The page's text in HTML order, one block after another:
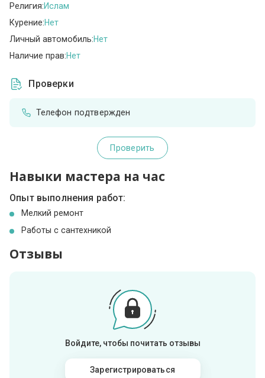
Религия:Ислам
Курение:Нет
Личный автомобиль:Нет
Наличие прав:Нет
Проверки
Телефон подтвержден
Проверить
Навыки мастера на час
Опыт выполнения работ:
Мелкий ремонт
Работы с сантехникой
Отзывы
Войдите, чтобы почитать отзывы
Зарегистрироваться